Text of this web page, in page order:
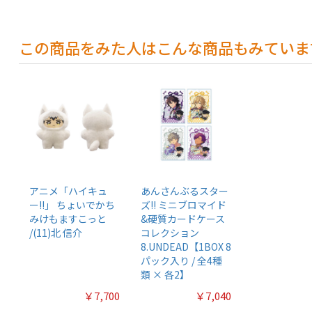
この商品をみた人はこんな商品もみてい
アニメ「ハイキュ
ー!!」 ちょいでかち
みけもますこっと
/(11)北 信介
￥7,700
あんさんぶるスター
ズ!! ミニブロマイド
&硬質カードケース
コレクション
8.UNDEAD【1BOX 8
パック入り / 全4種
類 × 各2】
￥7,040